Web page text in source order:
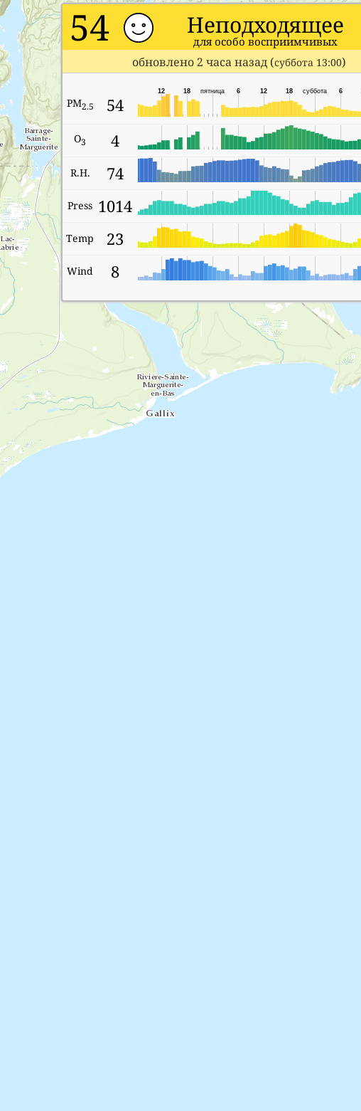
54 Неподходящее
для особо восприимчивых
обновлено 2 часа назад (суббота 13:00)
PM2.5 54
6
суббота
18
12
6
пятница
18
12
O3 4
R.H. 74
Press 1014
Temp 23
Wind 8